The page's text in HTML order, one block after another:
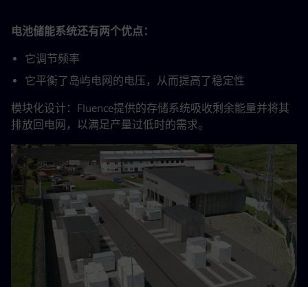
电池储能系统还有两个优点：
它调节频率
它平衡了岛屿电网的电压，从而提高了稳定性
模块化设计：Fluence提供的存储系统吸收剩余能量并将其
排放回电网，以满足产量过低时的需求。